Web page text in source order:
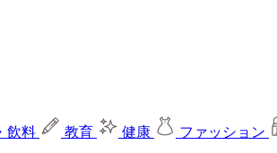
飲料 教育 健康 ファッション